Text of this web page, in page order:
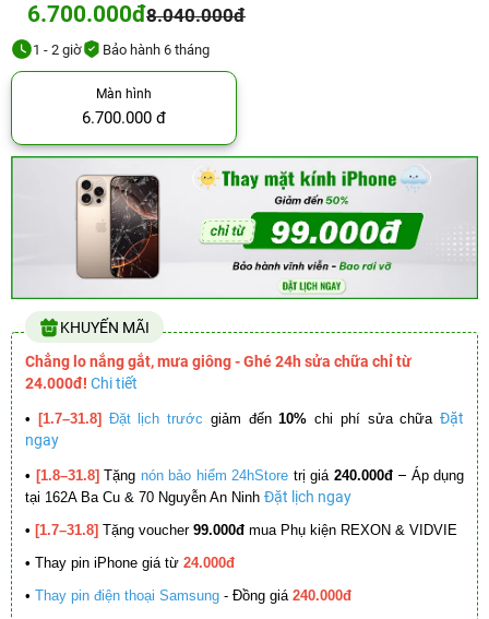
6.700.000đ8.040.000đ
1 - 2 giờ Bảo hành 6 tháng
Màn hình
6.700.000 đ
KHUYẾN MÃI
Chẳng lo nắng gắt, mưa giông - Ghé 24h sửa chữa chỉ từ
24.000đ! Chi tiết
• [1.7–31.8] Đặt lịch trước giảm đến10% chi phí sửa chữa Đặt
ngay
• [1.8–31.8] Tặng nón bảo hiểm 24hStore trị giá 240.000đ – Áp dụng
tại 162A Ba Cu & 70 Nguyễn An Ninh Đặt lịch ngay
• [1.7–31.8] Tặng voucher 99.000đ mua Phụ kiện REXON & VIDVIE
• Thay pin iPhone giá từ 24.000đ
• Thay pin điện thoại Samsung - Đồng giá 240.000đ